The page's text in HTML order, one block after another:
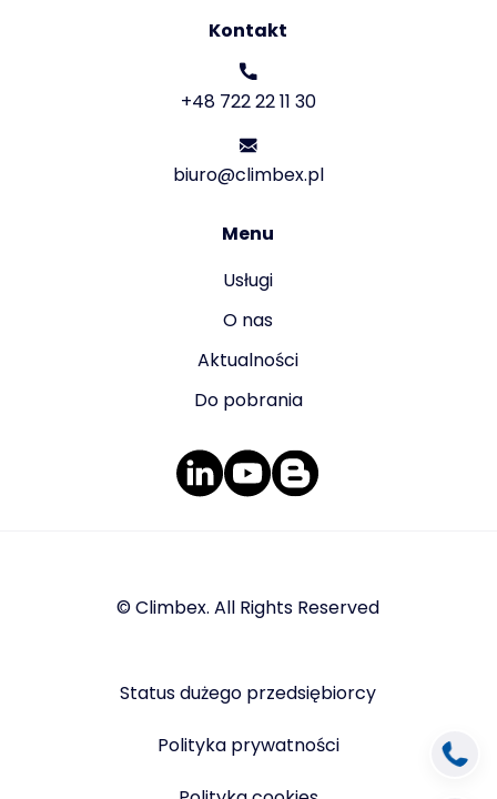
Kontakt
+48 722 22 11 30
biuro@climbex.pl
Menu
Usługi
O nas
Aktualności
Do pobrania
© Climbex. All Rights Reserved
Status dużego przedsiębiorcy
Polityka prywatności